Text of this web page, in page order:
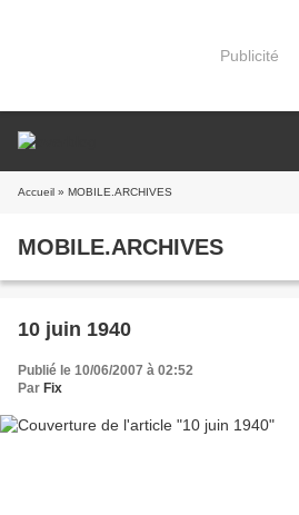
Publicité
Accueil » MOBILE.ARCHIVES
MOBILE.ARCHIVES
10 juin 1940
Publié le 10/06/2007 à 02:52
Par Fix